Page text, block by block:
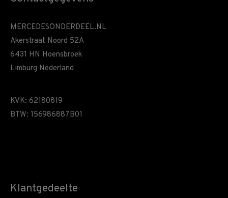
MERCEDESONDERDEEL.NL
Akerstraat Noord 52A
6431 HN Hoensbroek
Limburg Nederland
KVK: 62180819
BTW: 156986887B01
Klantgedeelte